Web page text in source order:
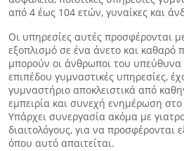
από 4 έως 104 ετών, γυναίκες και
Οι υπηρεσίες αυτές προσφέρονται
εξοπλισμό σε ένα άνετο και καθαρό
μπορούν οι άνθρωποι του
επιπέδου γυμναστικές υπηρεσίες,
γυμναστήριο αποκλειστικά από
εμπειρία και συνεχή ενημέρωση στο
Υπάρχει συνεργασία ακόμα με
διαιτολόγους, για να προσφέρονται
όπου αυτό απαιτείται.